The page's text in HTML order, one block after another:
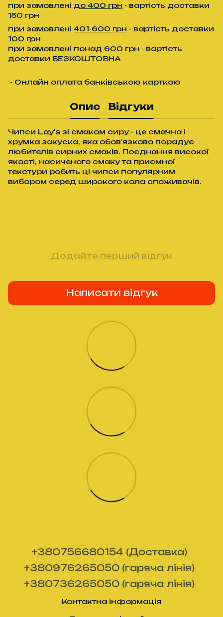
при замовлені до 400 грн - вартість доставки
150 грн
при замовлені 401-600 грн - вартість доставки
100 грн
при замовлені понад 600 грн - вартість
доставки БЕЗКОШТОВНА
- Онлайн оплата банківською карткою
Опис Відгуки
Чипси Lay's зі смаком сиру - це смачна і
хрумка закуска, яка обов'язково порадує
любителів сирних смаків. Поєднання високої
якості, насиченого смаку та приємної
текстури робить ці чипси популярним
вибором серед широкого кола споживачів.
Додайте перший відгук
Написати відгук
+380756680154 (Доставка)
+380976265050 (гаряча лінія)
+380736265050 (гаряча лінія)
Контактна інформація